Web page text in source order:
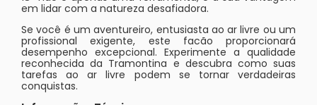
em lidar com a natureza desafiadora.
Se você é um aventureiro, entusiasta ao ar livre ou um
profissional exigente, este facão proporcionará
desempenho excepcional. Experimente a qualidade
reconhecida da Tramontina e descubra como suas
tarefas ao ar livre podem se tornar verdadeiras
conquistas.